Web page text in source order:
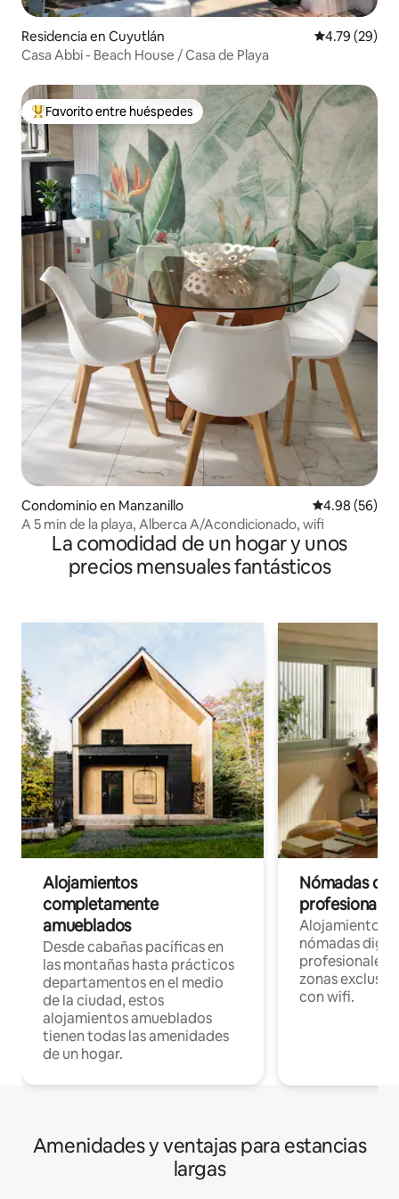
Residencia en Cuyutlán Calificación
4.79 (29)
Casa Abbi - Beach House / Casa de Playa
De los mejores en Favorito entre huéspedes
Favorito entre huéspedes
Condominio en Manzanillo Calificación
4.98 (56)
A 5 min de la playa, Alberca A/Acondicionado, wifi
La comodidad de un hogar y unos
precios mensuales fantásticos
Alojamientos
completamente
amueblados
Desde cabañas pacíficas en
las montañas hasta prácticos
departamentos en el medio
de la ciudad, estos
alojamientos amueblados
tienen todas las amenidades
de un hogar.
Nómadas
Alojamientos
nómadas
profesionales
zonas
con wifi.
Amenidades y ventajas para estancias
largas